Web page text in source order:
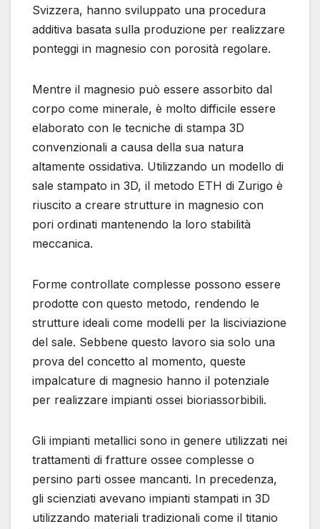
Svizzera, hanno sviluppato una procedura
additiva basata sulla produzione per realizzare
ponteggi in magnesio con porosità regolare.
Mentre il magnesio può essere assorbito dal
corpo come minerale, è molto difficile essere
elaborato con le tecniche di stampa 3D
convenzionali a causa della sua natura
altamente ossidativa. Utilizzando un modello di
sale stampato in 3D, il metodo ETH di Zurigo è
riuscito a creare strutture in magnesio con
pori ordinati mantenendo la loro stabilità
meccanica.
Forme controllate complesse possono essere
prodotte con questo metodo, rendendo le
strutture ideali come modelli per la lisciviazione
del sale. Sebbene questo lavoro sia solo una
prova del concetto al momento, queste
impalcature di magnesio hanno il potenziale
per realizzare impianti ossei bioriassorbibili.
Gli impianti metallici sono in genere utilizzati nei
trattamenti di fratture ossee complesse o
persino parti ossee mancanti. In precedenza,
gli scienziati avevano impianti stampati in 3D
utilizzando materiali tradizionali come il titanio